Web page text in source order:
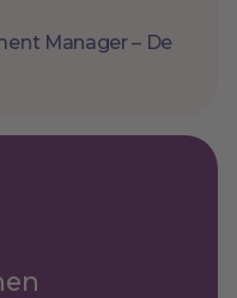
Manager – De